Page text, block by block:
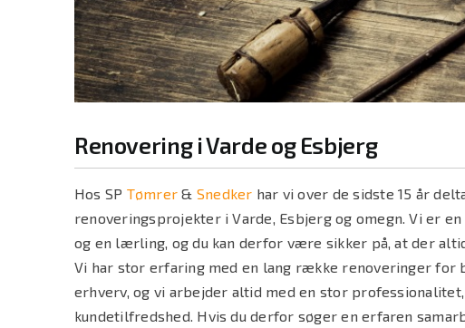
Renovering i Varde og Esbjerg
Hos SP Tømrer & Snedker har vi over de sidste 15 år
renoveringsprojekter i Varde, Esbjerg og omegn. Vi er
og en lærling, og du kan derfor være sikker på, at der
Vi har stor erfaring med en lang række renoveringer for
erhverv, og vi arbejder altid med en stor
kundetilfredshed. Hvis du derfor søger en erfaren